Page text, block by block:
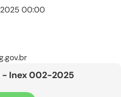
2025 00:00
- Inex 002-2025